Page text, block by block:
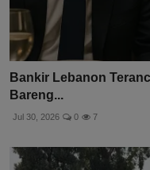
Bankir Lebanon
Bareng...
Jul 30, 2026 0 7